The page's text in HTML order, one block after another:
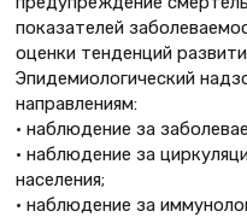
показателей
оценки тенденций
Эпидемиологический
направлениям:
• наблюдение за
• наблюдение за
населения;
• наблюдение за